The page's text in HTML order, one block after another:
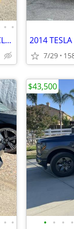
• •
2019 TESLA MODEL 3 STANDARD RANGE - CLEAN TITLE 2014
7/29
• • • • • •
$43,500